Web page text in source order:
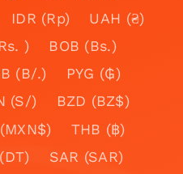
IDR (Rp)
UAH (₴)
)
BOB (Bs.)
(B/.)
PYG (₲)
(S/)
BZD (BZ$)
THB (฿)
SAR (SAR)